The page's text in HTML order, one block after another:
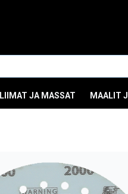
LIIMAT JA MASSAT MAALIT